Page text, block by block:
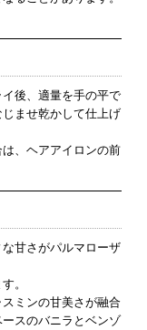
後、適量を手の平で
ませ乾かして仕上げ
、ヘアアイロンの前
甘さがパルマローザ
。
ミンの甘美さが融合
スのバニラとベンゾ